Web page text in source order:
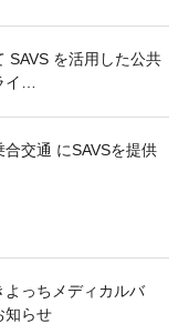
SAVS を活用した公共
イ…
交通 にSAVSを提供
よっちメディカルバ
知らせ